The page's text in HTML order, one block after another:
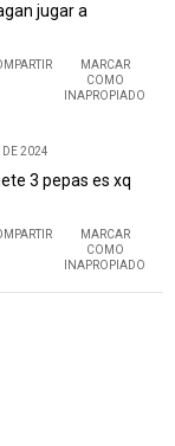
jugar a
MARCAR
COMO
INAPROPIADO
DE 2024
3 pepas es xq
MARCAR
COMO
INAPROPIADO